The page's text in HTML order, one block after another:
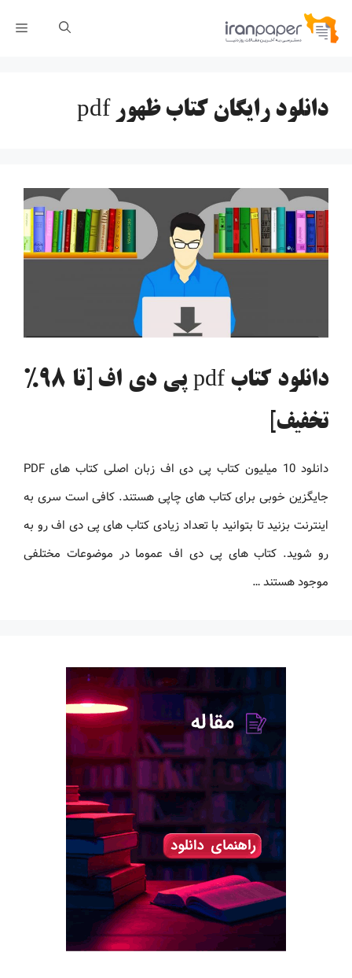
پرش
دانلود رایگان کتاب ظهور pdf
دانلود کتاب pdf پی دی اف [تا 98%
تخفیف]
دانلود 10 میلیون کتاب پی دی اف زبان اصلی کتاب های PDF
جایگزین خوبی برای کتاب های چاپی هستند. کافی است سری به
اینترنت بزنید تا بتوانید با تعداد زیادی کتاب های پی دی اف رو به
رو شوید. کتاب های پی دی اف عموما در موضوعات مختلفی
موجود هستند …